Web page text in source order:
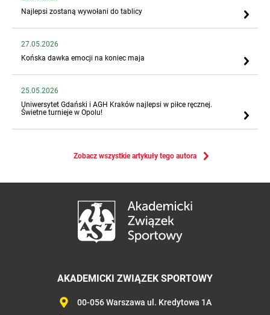
Najlepsi zostaną wywołani do tablicy
27.05.2026
Końska dawka emocji na koniec maja
25.05.2026
Uniwersytet Gdański i AGH Kraków najlepsi w piłce ręcznej.
Świetne turnieje w Opolu!
Zobacz wszystkie artykuły tego autora
AKADEMICKI ZWIĄZEK SPORTOWY
00-056 Warszawa ul. Kredytowa 1A